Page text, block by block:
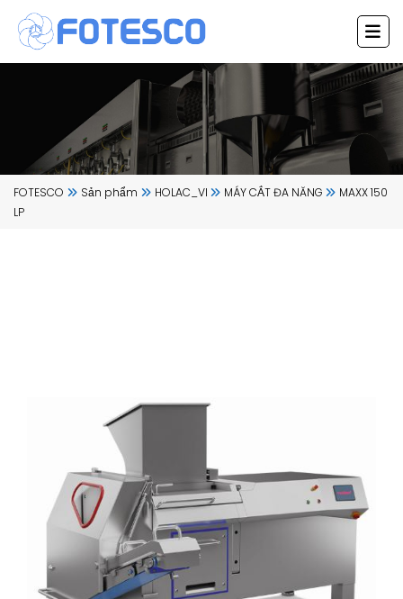
Chuyển
đến
dung
FOTESCO Sản phẩm HOLAC_VI MÁY CẮT ĐA NĂNG
MAXX 150
LP